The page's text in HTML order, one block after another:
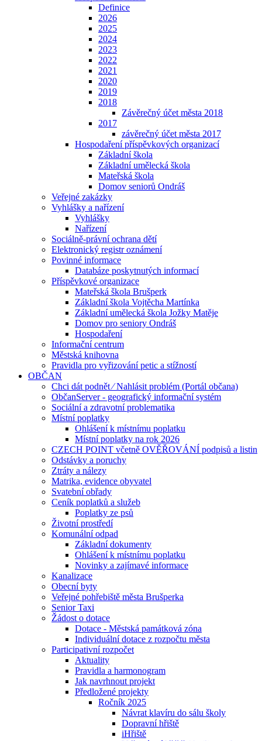
Definice
2026
2025
2024
2023
2022
2021
2020
2019
2018
Závěrečný účet města 2018
2017
závěrečný účet města 2017
Hospodaření příspěvkových organizací
Základní škola
Základní umělecká škola
Mateřská škola
Domov seniorů Ondráš
Veřejné zakázky
Vyhlášky a nařízení
Vyhlášky
Nařízení
Sociálně-právní ochrana dětí
Elektronický registr oznámení
Povinné informace
Databáze poskytnutých informací
Příspěvkové organizace
Mateřská škola Brušperk
Základní škola Vojtěcha Martínka
Základní umělecká škola Jožky Matěje
Domov pro seniory Ondráš
Hospodaření
Informační centrum
Městská knihovna
Pravidla pro vyřizování petic a stížností
OBČAN
Chci dát podnět ⁄ Nahlásit problém (Portál občana)
ObčanServer - geografický informační systém
Sociální a zdravotní problematika
Místní poplatky
Ohlášení k místnímu poplatku
Místní poplatky na rok 2026
CZECH POINT včetně OVĚŘOVÁNÍ podpisů a listin
Odstávky a poruchy
Ztráty a nálezy
Matrika, evidence obyvatel
Svatební obřady
Ceník poplatků a služeb
Poplatky ze psů
Životní prostředí
Komunální odpad
Základní dokumenty
Ohlášení k místnímu poplatku
Novinky a zajímavé informace
Kanalizace
Obecní byty
Veřejné pohřebiště města Brušperka
Senior Taxi
Žádost o dotace
Dotace - Městská památková zóna
Individuální dotace z rozpočtu města
Participativní rozpočet
Aktuality
Pravidla a harmonogram
Jak navrhnout projekt
Předložené projekty
Ročník 2025
Návrat klavíru do sálu školy
Dopravní hřiště
iHřiště